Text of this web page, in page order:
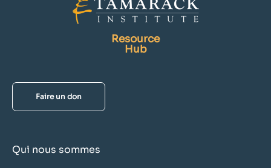
Resource
Hub
Faire un don
Qui nous sommes